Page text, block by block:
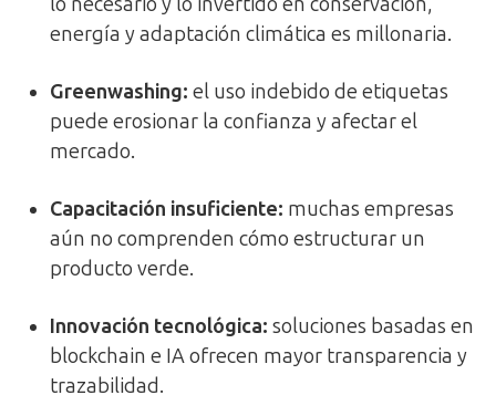
energía y adaptación climática es millonaria.
Greenwashing: el uso indebido de etiquetas
puede erosionar la confianza y afectar el
mercado.
Capacitación insuficiente: muchas empresas
aún no comprenden cómo estructurar un
producto verde.
Innovación tecnológica: soluciones basadas en
blockchain e IA ofrecen mayor transparencia y
trazabilidad.